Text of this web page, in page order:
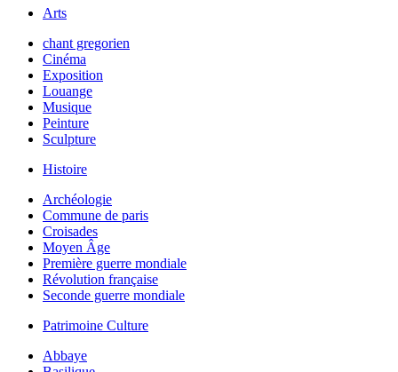
Arts
chant gregorien
Cinéma
Exposition
Louange
Musique
Peinture
Sculpture
Histoire
Archéologie
Commune de paris
Croisades
Moyen Âge
Première guerre mondiale
Révolution française
Seconde guerre mondiale
Patrimoine Culture
Abbaye